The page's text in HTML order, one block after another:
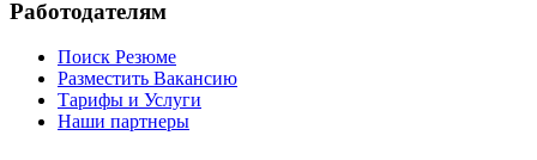
Работодателям
Поиск Резюме
Разместить Вакансию
Тарифы и Услуги
Наши партнеры